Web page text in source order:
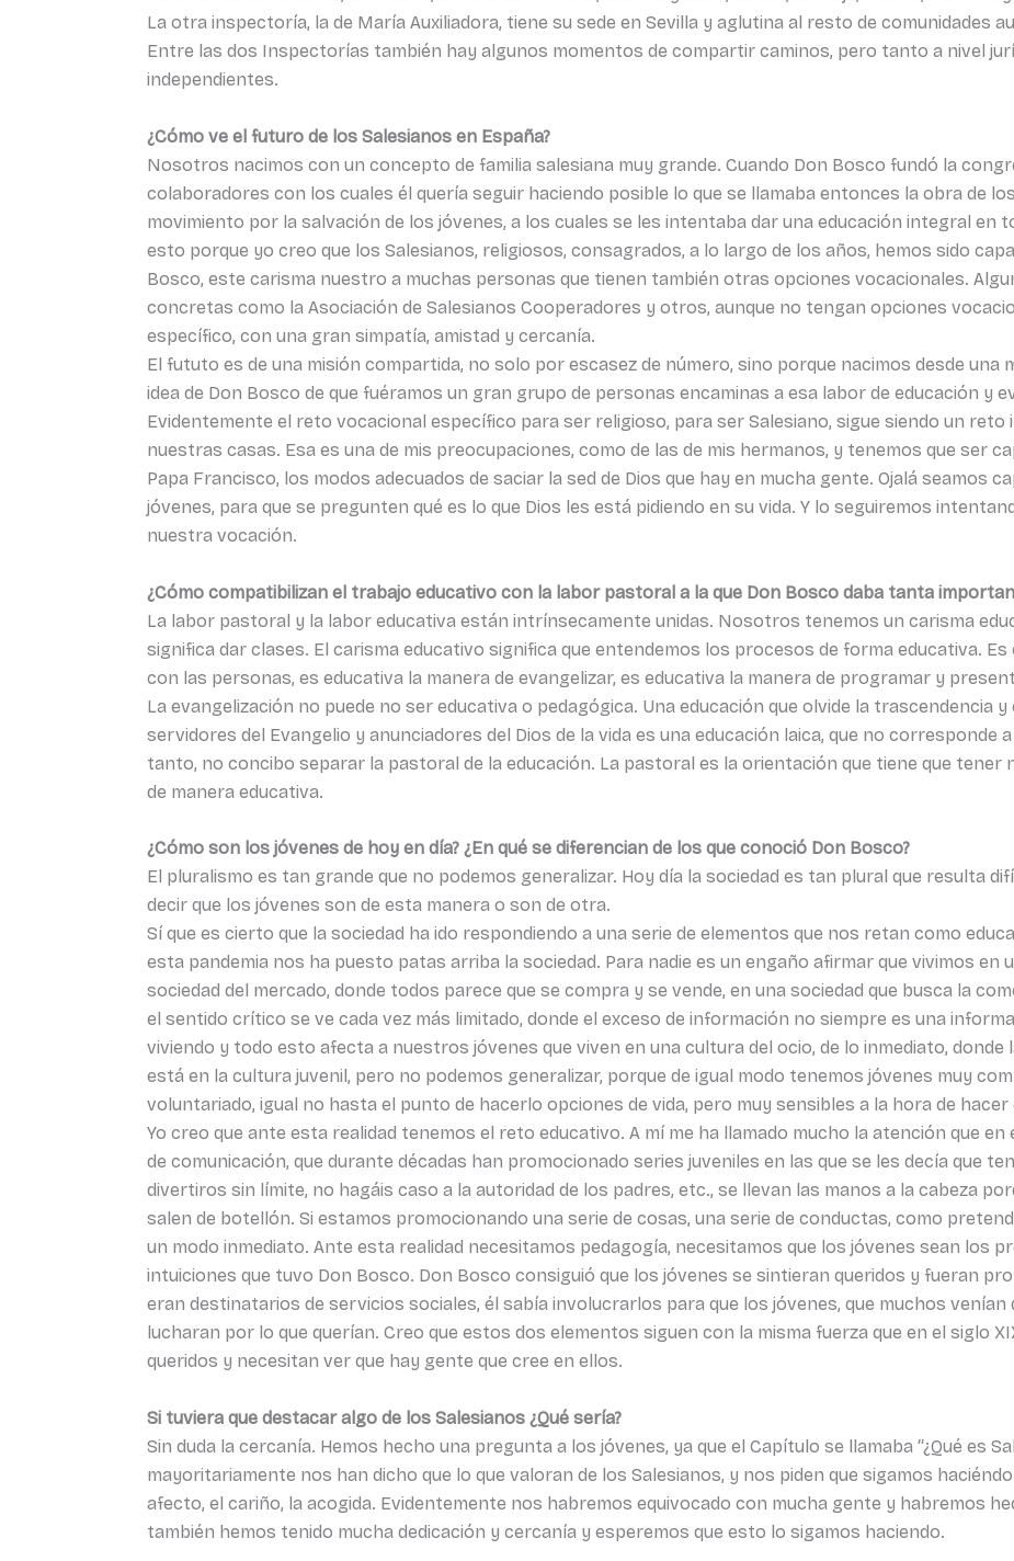
La otra inspectoría, la de María Auxiliadora, tiene su sede en Sevilla y aglutina al resto de comunidades
Entre las dos Inspectorías también hay algunos momentos de compartir caminos, pero tanto a nivel
independientes.
¿Cómo ve el futuro de los Salesianos en España?
Nosotros nacimos con un concepto de familia salesiana muy grande. Cuando Don Bosco fundó la
colaboradores con los cuales él quería seguir haciendo posible lo que se llamaba entonces la obra de
movimiento por la salvación de los jóvenes, a los cuales se les intentaba dar una educación integral en
esto porque yo creo que los Salesianos, religiosos, consagrados, a lo largo de los años, hemos sido
Bosco, este carisma nuestro a muchas personas que tienen también otras opciones vocacionales.
concretas como la Asociación de Salesianos Cooperadores y otros, aunque no tengan opciones
específico, con una gran simpatía, amistad y cercanía.
El fututo es de una misión compartida, no solo por escasez de número, sino porque nacimos desde una
idea de Don Bosco de que fuéramos un gran grupo de personas encaminas a esa labor de educación y
Evidentemente el reto vocacional específico para ser religioso, para ser Salesiano, sigue siendo un reto
nuestras casas. Esa es una de mis preocupaciones, como de las de mis hermanos, y tenemos que ser
Papa Francisco, los modos adecuados de saciar la sed de Dios que hay en mucha gente. Ojalá seamos
jóvenes, para que se pregunten qué es lo que Dios les está pidiendo en su vida. Y lo seguiremos
nuestra vocación.
¿Cómo compatibilizan el trabajo educativo con la labor pastoral a la que Don Bosco daba tanta
La labor pastoral y la labor educativa están intrínsecamente unidas. Nosotros tenemos un carisma
significa dar clases. El carisma educativo significa que entendemos los procesos de forma educativa.
con las personas, es educativa la manera de evangelizar, es educativa la manera de programar y
La evangelización no puede no ser educativa o pedagógica. Una educación que olvide la trascendencia
servidores del Evangelio y anunciadores del Dios de la vida es una educación laica, que no corresponde
tanto, no concibo separar la pastoral de la educación. La pastoral es la orientación que tiene que tener
de manera educativa.
¿Cómo son los jóvenes de hoy en día? ¿En qué se diferencian de los que conoció Don Bosco?
El pluralismo es tan grande que no podemos generalizar. Hoy día la sociedad es tan plural que resulta
decir que los jóvenes son de esta manera o son de otra.
Sí que es cierto que la sociedad ha ido respondiendo a una serie de elementos que nos retan como
esta pandemia nos ha puesto patas arriba la sociedad. Para nadie es un engaño afirmar que vivimos en
sociedad del mercado, donde todos parece que se compra y se vende, en una sociedad que busca la
el sentido crítico se ve cada vez más limitado, donde el exceso de información no siempre es una
viviendo y todo esto afecta a nuestros jóvenes que viven en una cultura del ocio, de lo inmediato,
está en la cultura juvenil, pero no podemos generalizar, porque de igual modo tenemos jóvenes muy
voluntariado, igual no hasta el punto de hacerlo opciones de vida, pero muy sensibles a la hora de
Yo creo que ante esta realidad tenemos el reto educativo. A mí me ha llamado mucho la atención que
de comunicación, que durante décadas han promocionado series juveniles en las que se les decía que
divertiros sin límite, no hagáis caso a la autoridad de los padres, etc., se llevan las manos a la cabeza
salen de botellón. Si estamos promocionando una serie de cosas, una serie de conductas, como
un modo inmediato. Ante esta realidad necesitamos pedagogía, necesitamos que los jóvenes sean los
intuiciones que tuvo Don Bosco. Don Bosco consiguió que los jóvenes se sintieran queridos y fueran
eran destinatarios de servicios sociales, él sabía involucrarlos para que los jóvenes, que muchos
lucharan por lo que querían. Creo que estos dos elementos siguen con la misma fuerza que en el siglo
queridos y necesitan ver que hay gente que cree en ellos.
Si tuviera que destacar algo de los Salesianos ¿Qué sería?
Sin duda la cercanía. Hemos hecho una pregunta a los jóvenes, ya que el Capítulo se llamaba “¿Qué es
mayoritariamente nos han dicho que lo que valoran de los Salesianos, y nos piden que sigamos
afecto, el cariño, la acogida. Evidentemente nos habremos equivocado con mucha gente y habremos
también hemos tenido mucha dedicación y cercanía y esperemos que esto lo sigamos haciendo.